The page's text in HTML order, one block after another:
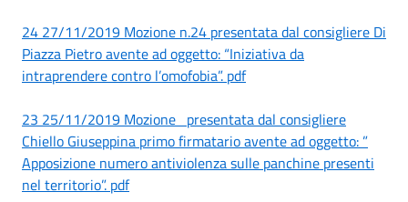
24 27/11/2019 Mozione n.24 presentata dal consigliere Di
Piazza Pietro avente ad oggetto: “Iniziativa da
intraprendere contro l’omofobia”. pdf
23 25/11/2019 Mozione presentata dal consigliere
Chiello Giuseppina primo firmatario avente ad oggetto: ”
Apposizione numero antiviolenza sulle panchine presenti
nel territorio”. pdf